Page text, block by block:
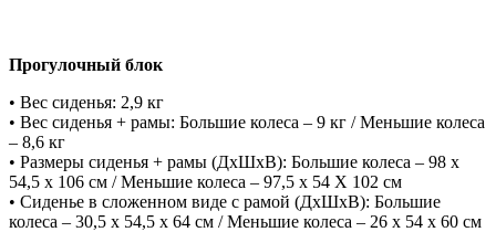
Прогулочный блок
• Вес сиденья: 2,9 кг
• Вес сиденья + рамы: Большие колеса – 9 кг / Меньшие колеса
– 8,6 кг
• Размеры сиденья + рамы (ДxШxВ): Большие колеса – 98 х
54,5 х 106 см / Меньшие колеса – 97,5 х 54 Х 102 см
• Сиденье в сложенном виде с рамой (ДxШxВ): Большие
колеса – 30,5 х 54,5 х 64 см / Меньшие колеса – 26 х 54 х 60 см